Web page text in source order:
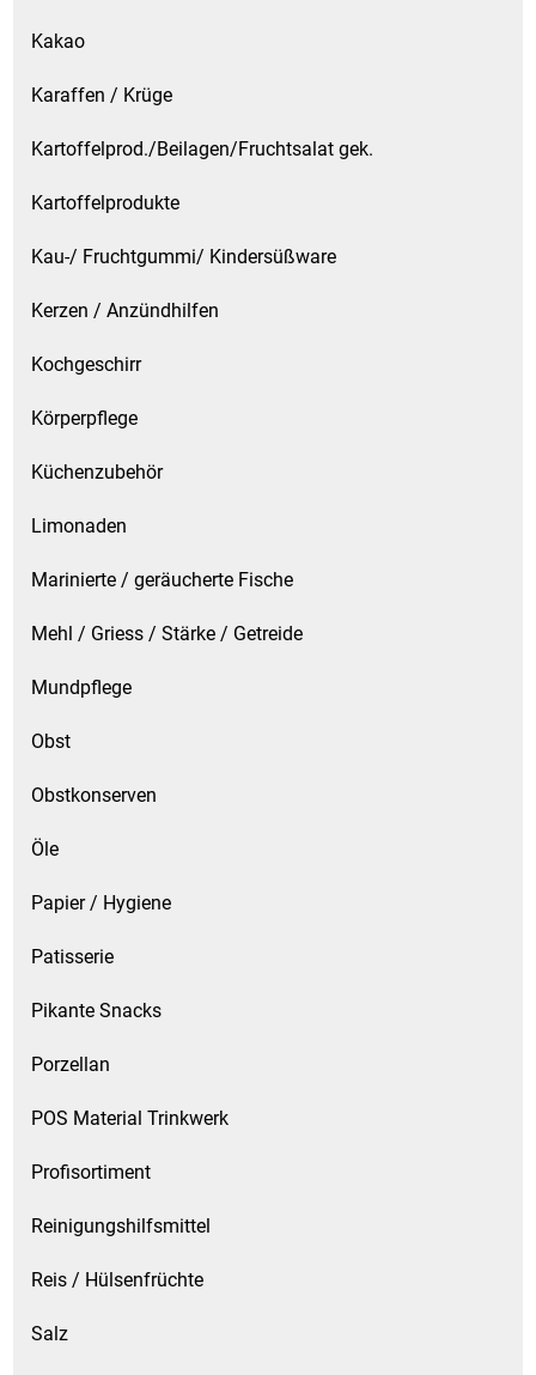
Kakao
Karaffen / Krüge
Kartoffelprod./Beilagen/Fruchtsalat gek.
Kartoffelprodukte
Kau-/ Fruchtgummi/ Kindersüßware
Kerzen / Anzündhilfen
Kochgeschirr
Körperpflege
Küchenzubehör
Limonaden
Marinierte / geräucherte Fische
Mehl / Griess / Stärke / Getreide
Mundpflege
Obst
Obstkonserven
Öle
Papier / Hygiene
Patisserie
Pikante Snacks
Porzellan
POS Material Trinkwerk
Profisortiment
Reinigungshilfsmittel
Reis / Hülsenfrüchte
Salz